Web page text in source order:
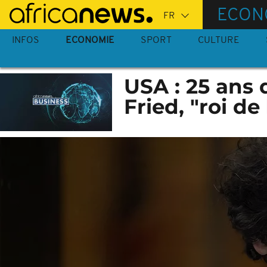
Passer
au
contenu
INFOS ECONOMIE SPORT CULTURE
USA : 25
Fried, "roi